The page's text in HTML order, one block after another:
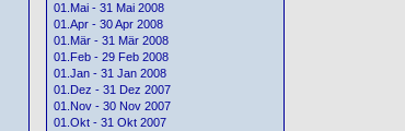
01.Mai - 31 Mai 2008
01.Apr - 30 Apr 2008
01.Mär - 31 Mär 2008
01.Feb - 29 Feb 2008
01.Jan - 31 Jan 2008
01.Dez - 31 Dez 2007
01.Nov - 30 Nov 2007
01.Okt - 31 Okt 2007